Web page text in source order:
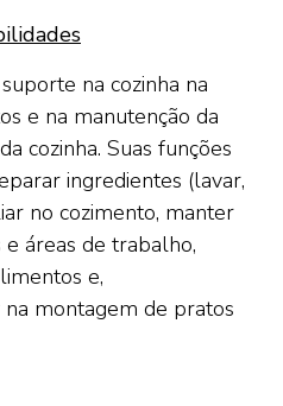
na cozinha na
e na manutenção da
cozinha. Suas funções
ingredientes (lavar,
no cozimento, manter
áreas de trabalho,
e,
montagem de pratos